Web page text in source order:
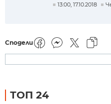
13:00, 17.10.2018
Сподели
ТОП 24